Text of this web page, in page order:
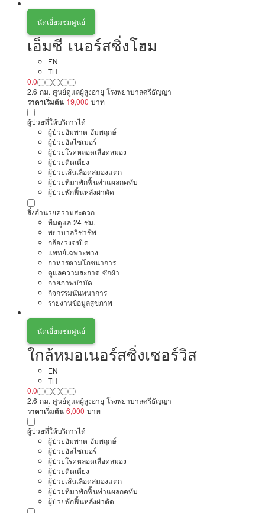
นัดเยี่ยมชมศูนย์
เอ็มซี เนอร์สซิ่งโฮม
EN
TH
0.0
2.6 กม. ศูนย์ดูแลผู้สูงอายุ โรงพยาบาลศรีธัญญา
ราคาเริ่มต้น 19,000 บาท
ผู้ป่วยที่ให้บริการได้
ผู้ป่วยอัมพาต อัมพฤกษ์
ผู้ป่วยอัลไซเมอร์
ผู้ป่วยโรคหลอดเลือดสมอง
ผู้ป่วยติดเตียง
ผู้ป่วยเส้นเลือดสมองแตก
ผู้ป่วยที่มาพักฟื้นทำแผลกดทับ
ผู้ป่วยพักฟื้นหลังผ่าตัด
สิ่งอำนวยความสะดวก
ทีมดูแล 24 ชม.
พยาบาลวิชาชีพ
กล้องวงจรปิด
แพทย์เฉพาะทาง
อาหารตามโภชนาการ
ดูแลความสะอาด ซักผ้า
กายภาพบำบัด
กิจกรรมนันทนาการ
รายงานข้อมูลสุขภาพ
นัดเยี่ยมชมศูนย์
ใกล้หมอเนอร์สซิ่งเซอร์วิส
EN
TH
0.0
2.6 กม. ศูนย์ดูแลผู้สูงอายุ โรงพยาบาลศรีธัญญา
ราคาเริ่มต้น 6,000 บาท
ผู้ป่วยที่ให้บริการได้
ผู้ป่วยอัมพาต อัมพฤกษ์
ผู้ป่วยอัลไซเมอร์
ผู้ป่วยโรคหลอดเลือดสมอง
ผู้ป่วยติดเตียง
ผู้ป่วยเส้นเลือดสมองแตก
ผู้ป่วยที่มาพักฟื้นทำแผลกดทับ
ผู้ป่วยพักฟื้นหลังผ่าตัด